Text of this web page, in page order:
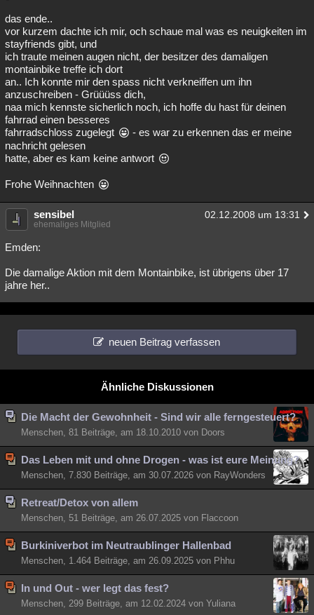
das ende..
vor kurzem dachte ich mir, och schaue mal was es neuigkeiten im
stayfriends gibt, und
ich traute meinen augen nicht, der besitzer des damaligen
montainbike treffe ich dort
an.. Ich konnte mir den spass nicht verkneiffen um ihn
anzuschreiben - Grüüüss dich,
naa mich kennste sicherlich noch, ich hoffe du hast für deinen
fahrrad einen besseres
fahrradschloss zugelegt
- es war zu erkennen das er meine
nachricht gelesen
hatte, aber es kam keine antwort
Frohe Weihnachten
sensibel 02.12.2008 um 13:31
ehemaliges Mitglied
Emden:
Die damalige Aktion mit dem Montainbike, ist übrigens über 17
jahre her..
neuen Beitrag verfassen
Ähnliche Diskussionen
Die Macht der Gewohnheit - Sind wir alle ferngesteuert?
Menschen, 81 Beiträge, am 18.10.2010 von Doors
Das Leben mit und ohne Drogen - was ist eure Meinung?
Menschen, 7.830 Beiträge, am 30.07.2026 von RayWonders
Retreat/Detox von allem
Menschen, 51 Beiträge, am 26.07.2025 von Flaccoon
Burkiniverbot im Neutraublinger Hallenbad
Menschen, 1.464 Beiträge, am 26.09.2025 von Phhu
In und Out - wer legt das fest?
Menschen, 299 Beiträge, am 12.02.2024 von Yuliana